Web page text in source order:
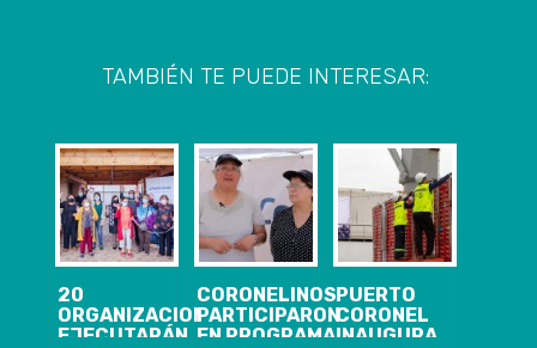
TAMBIÉN TE PUEDE INTERESAR:
20
ORGANIZACIONES
EJECUTARÁN
CORONELINOS
PARTICIPARON
EN PROGRAMA
PUERTO
CORONEL
INAUGURA